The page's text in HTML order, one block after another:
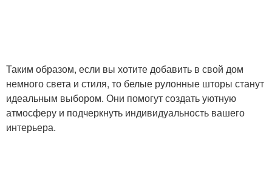
Таким образом, если вы хотите добавить в свой дом
немного света и стиля, то белые рулонные шторы станут
идеальным выбором. Они помогут создать уютную
атмосферу и подчеркнуть индивидуальность вашего
интерьера.